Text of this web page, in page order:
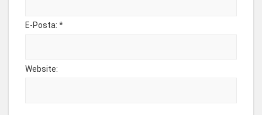
E-Posta: *
Website: